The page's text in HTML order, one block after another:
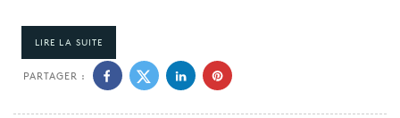
LIRE LA SUITE
PARTAGER :